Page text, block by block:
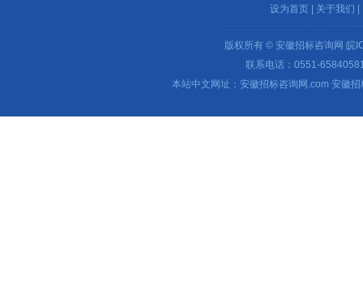
设为首页 关于我们
版权所有 © 安徽招标咨询网 皖
联系电话：0551-
本站中文网址：安徽招标咨询网.com 安徽